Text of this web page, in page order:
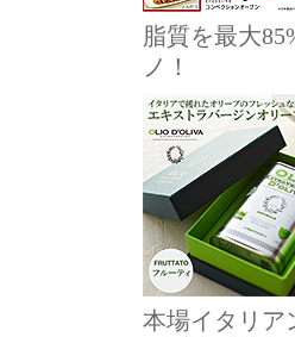
脂質を最大
ノ！
本場イタリア